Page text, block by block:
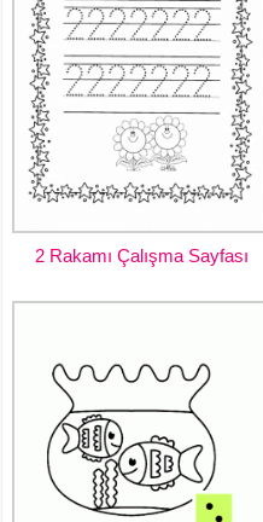
2 Rakamı Çalışma Sayfası